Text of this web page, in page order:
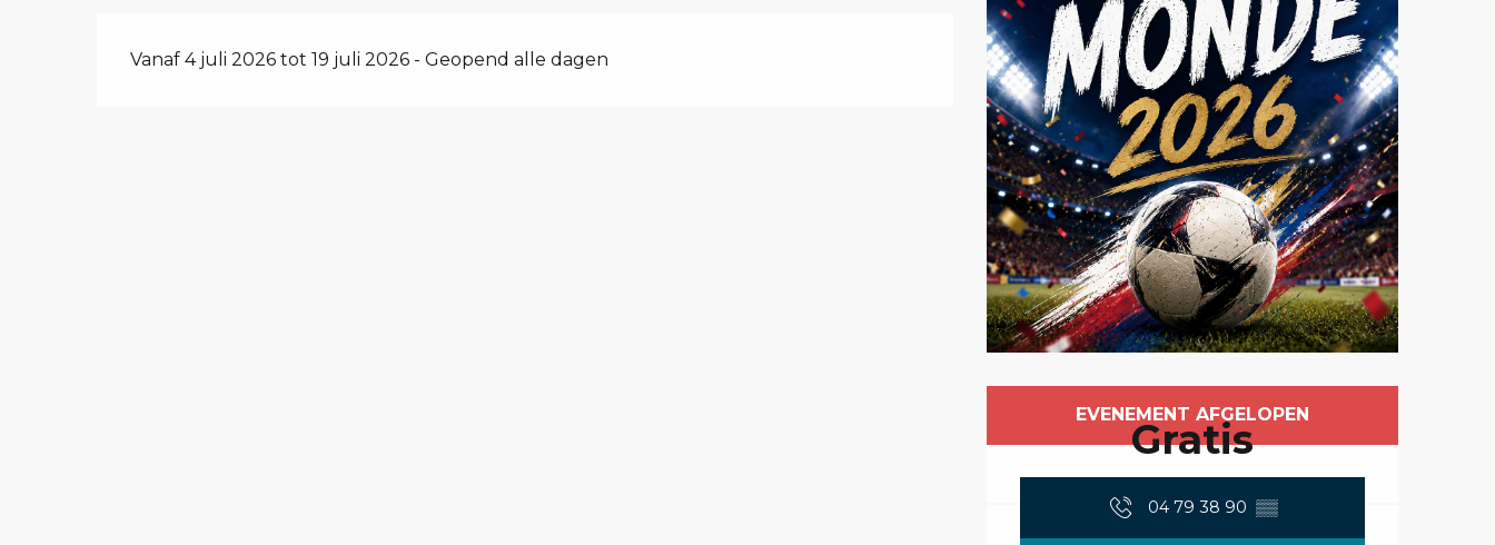
Openingstijden en
EVENEMENT AFGELOPEN
Gratis
04 79 38 90 ▒▒
Vanaf 4 juli 2026 tot 19 juli 2026 - Geopend alle dagen